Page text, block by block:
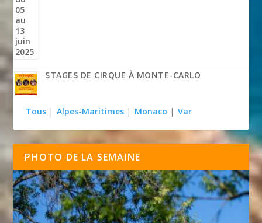
STAGES DE CIRQUE À MONTE-CARLO
Tous | Alpes-Maritimes | Monaco | Var
PHOTO DE LA SEMAINE